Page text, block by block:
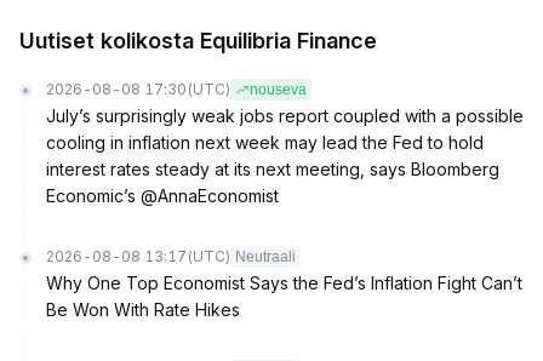
Uutiset kolikosta Equilibria Finance
2026-08-08 17:30 (UTC) nouseva
July’s surprisingly weak jobs report coupled with a possible
cooling in inflation next week may lead the Fed to hold
interest rates steady at its next meeting, says Bloomberg
Economic’s @AnnaEconomist
2026-08-08 13:17 (UTC) Neutraali
Why One Top Economist Says the Fed’s Inflation Fight Can’t
Be Won With Rate Hikes